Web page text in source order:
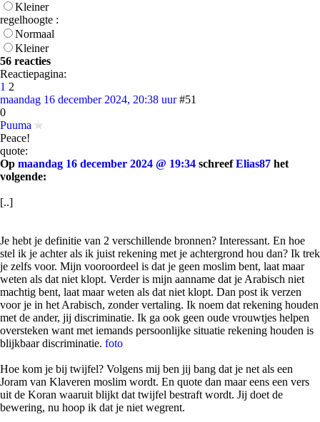
Kleiner
regelhoogte :
Normaal
Kleiner
56 reacties
Reactiepagina:
1 2
maandag 16 december 2024, 20:38 uur #51
0
Puuma
Peace!
quote:
Op maandag 16 december 2024 @ 19:34 schreefElias87 het
volgende:
[..]
Je hebt je definitie van 2 verschillende bronnen? Interessant. En hoe
stel ik je achter als ik juist rekening met je achtergrond hou dan? Ik trek
je zelfs voor. Mijn vooroordeel is dat je geen moslim bent, laat maar
weten als dat niet klopt. Verder is mijn aanname dat je Arabisch niet
machtig bent, laat maar weten als dat niet klopt. Dan post ik verzen
voor je in het Arabisch, zonder vertaling. Ik noem dat rekening houden
met de ander, jij discriminatie. Ik ga ook geen oude vrouwtjes helpen
oversteken want met iemands persoonlijke situatie rekening houden is
blijkbaar discriminatie. foto
Hoe kom je bij twijfel? Volgens mij ben jij bang dat je net als een
Joram van Klaveren moslim wordt. En quote dan maar eens een vers
uit de Koran waaruit blijkt dat twijfel bestraft wordt. Jij doet de
bewering, nu hoop ik dat je niet wegrent.